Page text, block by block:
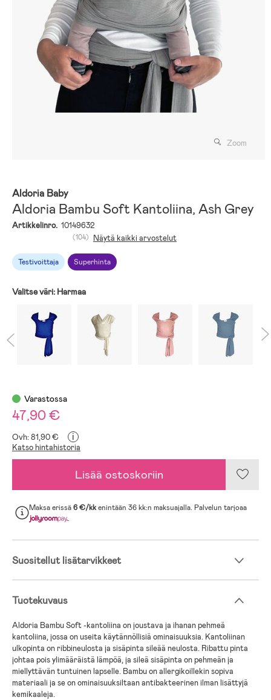
Zoom
Aldoria Baby
Aldoria Bambu Soft Kantoliina, Ash Grey
Artikkelinro. 10149632
Testivoittaja Superhinta
(104) Näytä kaikki arvostelut
Valitse väri: Harmaa
Varastossa
47,90 €
Ovh: 81,90 € i
Katso hintahistoria
Lisää ostoskoriin
Maksa erissä6 €/kkenintään 36 kk:n maksuajalla. Palvelun tarjoaa
.
Suositellut lisätarvikkeet
Tuotekuvaus
Aldoria Bambu Soft -kantoliina on joustava ja ihanan pehmeä
kantoliina, jossa on useita käytännöllisiä ominaisuuksia. Kantoliinan
ulkopinta on ribbineulosta ja sisäpinta sileää neulosta. Ribattu pinta
johtaa pois ylimääräistä lämpöä, ja sileä sisäpinta on pehmeän ja
miellyttävän tuntuinen lapselle. Bambu on allergikoillekin sopiva
materiaali ja se on ominaisuuksiltaan antibakteerinen ilman lisättyjä
kemikaaleja.